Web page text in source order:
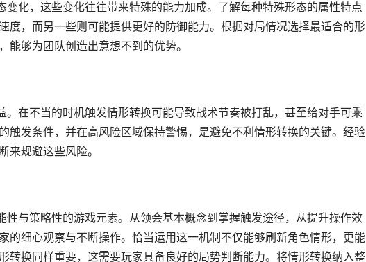
化，这些变化往往带来特殊的能力加成。了解每种特殊形态的属性特点
度，而另一些则可能提供更好的防御能力。根据对局情况选择最适合的形
能够为团队创造出意想不到的优势。
在不当的时机触发情形转换可能导致战术节奏被打乱，甚至给对手可乘
触发条件，并在高风险区域保持警惕，是避免不利情形转换的关键。经验
来规避这些风险。
与策略性的游戏元素。从领会基本概念到掌握触发途径，从提升操作效
的细心观察与不断操作。恰当运用这一机制不仅能够刷新角色情形，更能
转换同样重要，这需要玩家具备良好的局势判断能力。将情形转换纳入整